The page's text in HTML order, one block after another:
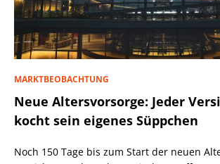
MARKTBEOBACHTUNG
Neue Altersvorsorge: Jeder
kocht sein eigenes Süppchen
Noch 150 Tage bis zum Start der neuen